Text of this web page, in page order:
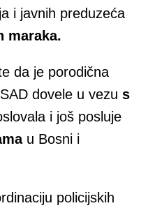
i javnih preduzeća
maraka.
da je porodična
dovele u vezus
i još posluje
u Bosni i
policijskih